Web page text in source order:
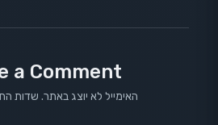
a Comment
האימייל לא יוצג באתר. שדות